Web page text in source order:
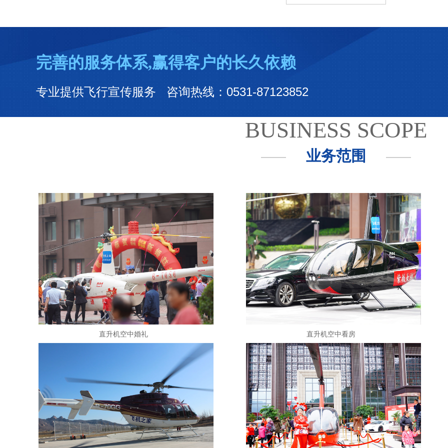
完善的服务体系,赢得客户的长久依赖
专业提供飞行宣传服务 咨询热线：0531-87123852
BUSINESS SCOPE
业务范围
直升机空中婚礼 直升机空中看房